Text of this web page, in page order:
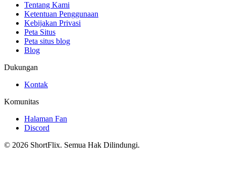
Tentang Kami
Ketentuan Penggunaan
Kebijakan Privasi
Peta Situs
Peta situs blog
Blog
Dukungan
Kontak
Komunitas
Halaman Fan
Discord
© 2026 ShortFlix. Semua Hak Dilindungi.